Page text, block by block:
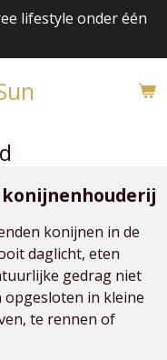
lifestyle onder één
konijnen in de
daglicht, eten
gedrag niet
opgesloten in kleine
te rennen of